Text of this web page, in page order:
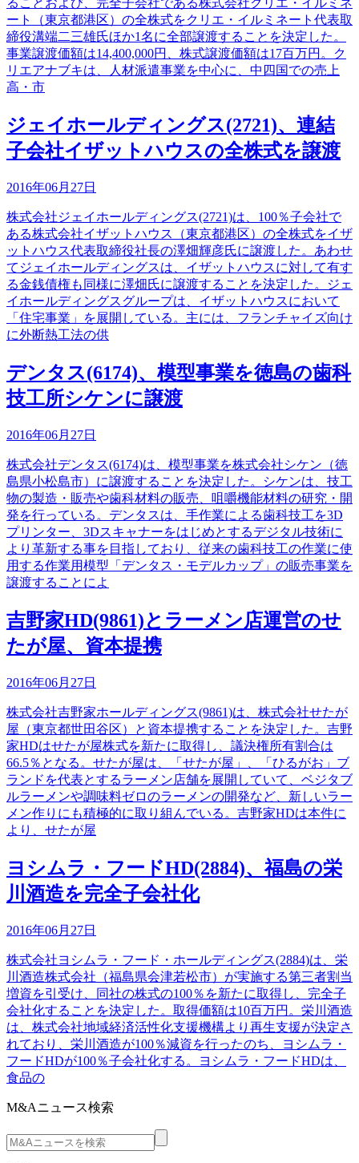
ることおよび、完全子会社である株式会社クリエ・イルミネ
ート（東京都港区）の全株式をクリエ・イルミネート代表取
締役溝端二三雄氏ほか1名に全部譲渡することを決定した。
事業譲渡価額は14,400,000円、株式譲渡価額は17百万円。ク
リエアナブキは、人材派遣事業を中心に、中四国での売上
高・市
ジェイホールディングス(2721)、連結
子会社イザットハウスの全株式を譲渡
2016年06月27日
株式会社ジェイホールディングス(2721)は、100％子会社で
ある株式会社イザットハウス（東京都港区）の全株式をイザ
ットハウス代表取締役社長の澤畑輝彦氏に譲渡した。あわせ
てジェイホールディングスは、イザットハウスに対して有す
る金銭債権も同様に澤畑氏に譲渡することを決定した。ジェ
イホールディングスグループは、イザットハウスにおいて
「住宅事業」を展開している。主には、フランチャイズ向け
に外断熱工法の供
デンタス(6174)、模型事業を徳島の歯科
技工所シケンに譲渡
2016年06月27日
株式会社デンタス(6174)は、模型事業を株式会社シケン（徳
島県小松島市）に譲渡することを決定した。シケンは、技工
物の製造・販売や歯科材料の販売、咀嚼機能材料の研究・開
発を行っている。デンタスは、手作業による歯科技工を3D
プリンター、3Dスキャナーをはじめとするデジタル技術に
より革新する事を目指しており、従来の歯科技工の作業に使
用する作業用模型「デンタス・モデルカップ」の販売事業を
譲渡することによ
吉野家HD(9861)とラーメン店運営のせ
たが屋、資本提携
2016年06月27日
株式会社吉野家ホールディングス(9861)は、株式会社せたが
屋（東京都世田谷区）と資本提携することを決定した。吉野
家HDはせたが屋株式を新たに取得し、議決権所有割合は
66.5％となる。せたが屋は、「せたが屋」、「ひるがお」ブ
ランドを代表とするラーメン店舗を展開していて、ベジタブ
ルラーメンや調味料ゼロのラーメンの開発など、新しいラー
メン作りにも積極的に取り組んでいる。吉野家HDは本件に
より、せたが屋
ヨシムラ・フードHD(2884)、福島の栄
川酒造を完全子会社化
2016年06月27日
株式会社ヨシムラ・フード・ホールディングス(2884)は、栄
川酒造株式会社（福島県会津若松市）が実施する第三者割当
増資を引受け、同社の株式の100％を新たに取得し、完全子
会社化することを決定した。取得価額は10百万円。栄川酒造
は、株式会社地域経済活性化支援機構より再生支援が決定さ
れており、栄川酒造が100％減資を行ったのち、ヨシムラ・
フードHDが100％子会社化する。ヨシムラ・フードHDは、
食品の
M&Aニュース検索